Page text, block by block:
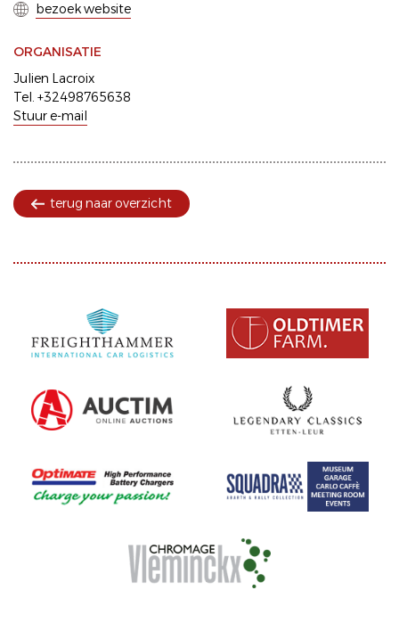
bezoek website
ORGANISATIE
Julien Lacroix
Tel. +32498765638
Stuur e-mail
terug naar overzicht